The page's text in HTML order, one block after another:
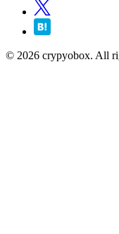
© 2026 crypyobox. All